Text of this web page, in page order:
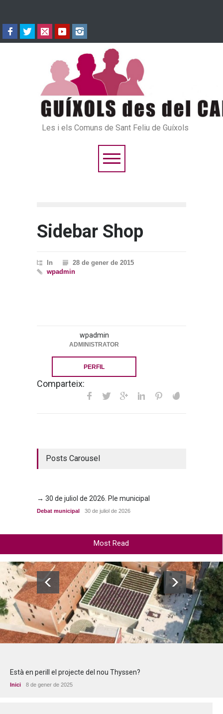
Les i els Comuns de Sant Feliu de Guíxols
Sidebar Shop
In
28 de gener de 2015
wpadmin
wpadmin
ADMINISTRATOR
PERFIL
Comparteix:
Posts Carousel
→ 30 de juliol de 2026. Ple municipal
Debat municipal 30 de juliol de 2026
Most Read
Està en perill el projecte del nou Thyssen?
Inici 8 de gener de 2025